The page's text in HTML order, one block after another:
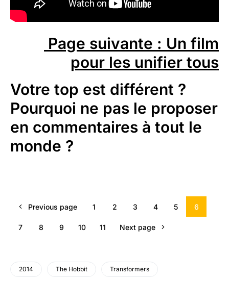
Page suivante : Un film
pour les unifier tous
Votre top est différent ?
Pourquoi ne pas le proposer
en commentaires à tout le
monde ?
Previous page 1 2 3 4 5 6
7 8 9 10 11 Next page
2014 The Hobbit Transformers